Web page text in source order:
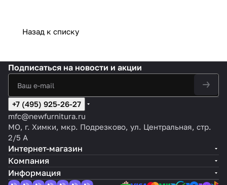
Назад к списку
Подписаться на новости и акции
+7 (495) 925-26-27
mfc@newfurnitura.ru
МО, г. Химки, мкр. Подрезково, ул. Центральная, стр.
2/5 А
Интернет-магазин
Компания
Информация